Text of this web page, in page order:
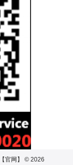
官网】 © 2026